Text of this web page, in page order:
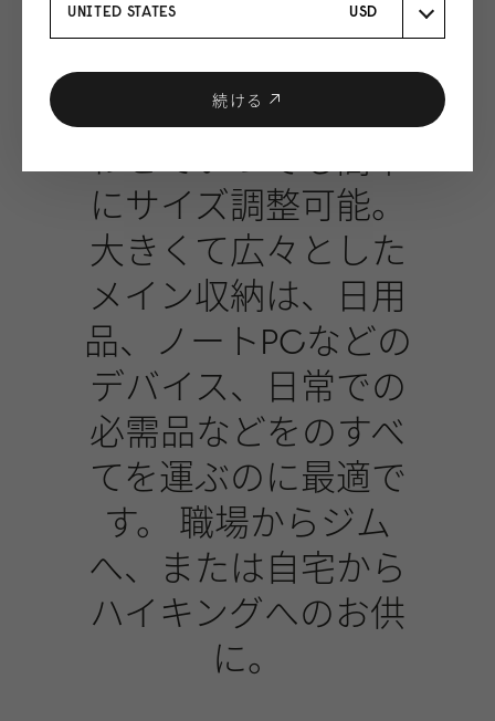
おなじみのロールト
ップデザインによ
り、新しい冒険に合
わせていつでも簡単
にサイズ調整可能。
大きくて広々とした
メイン収納は、日用
品、ノートPCなどの
デバイス、日常での
必需品などをのすべ
てを運ぶのに最適で
す。 職場からジム
へ、または自宅から
ハイキングへのお供
に。
UNITED STATES USD
続ける